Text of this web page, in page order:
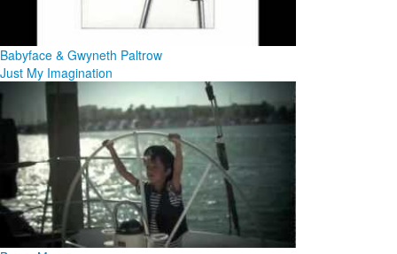
Babyface & Gwyneth Paltrow
Just My Imagination